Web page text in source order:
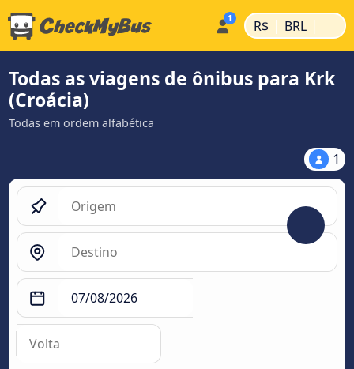
R$ | BRL |
Todas as viagens de ônibus para Krk
(Croácia)
Todas em ordem alfabética
1